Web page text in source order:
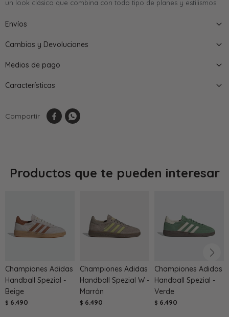
un look clásico que combina con todo tipo de planes y estilismos.
Envíos
Cambios y Devoluciones
Medios de pago
Características
 
Productos que te pueden interesar
Championes Adidas
Handball Spezial -
Beige
$ 6.490
Championes Adidas
Handball Spezial W -
Marrón
$ 6.490
Championes Adidas
Handball Spezial -
Verde
$ 6.490